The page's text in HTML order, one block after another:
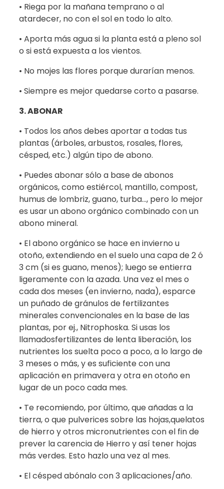
• Riega por la mañana temprano o al
atardecer, no con el sol en todo lo alto.
• Aporta más agua si la planta está a pleno sol
o si está expuesta a los vientos.
• No mojes las flores porque durarían menos.
• Siempre es mejor quedarse corto a pasarse.
3. ABONAR
• Todos los años debes aportar a todas tus
plantas (árboles, arbustos, rosales, flores,
césped, etc.) algún tipo de abono.
• Puedes abonar sólo a base de abonos
orgánicos, como estiércol, mantillo, compost,
humus de lombriz, guano, turba…, pero lo mejor
es usar un abono orgánico combinado con un
abono mineral.
• El abono orgánico se hace en invierno u
otoño, extendiendo en el suelo una capa de 2 ó
3 cm (si es guano, menos); luego se entierra
ligeramente con la azada. Una vez el mes o
cada dos meses (en invierno, nada), esparce
un puñado de gránulos de fertilizantes
minerales convencionales en la base de las
plantas, por ej., Nitrophoska. Si usas los
llamadosfertilizantes de lenta liberación, los
nutrientes los suelta poco a poco, a lo largo de
3 meses o más, y es suficiente con una
aplicación en primavera y otra en otoño en
lugar de un poco cada mes.
• Te recomiendo, por último, que añadas a la
tierra, o que pulverices sobre las hojas,quelatos
de hierro y otros micronutrientes con el fin de
prever la carencia de Hierro y así tener hojas
más verdes. Esto hazlo una vez al mes.
• El césped abónalo con 3 aplicaciones/año.